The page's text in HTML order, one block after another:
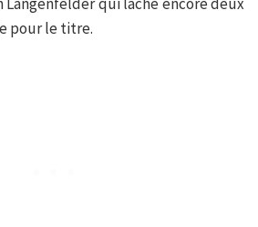
Langenfelder qui lâche encore deux
pour le titre.